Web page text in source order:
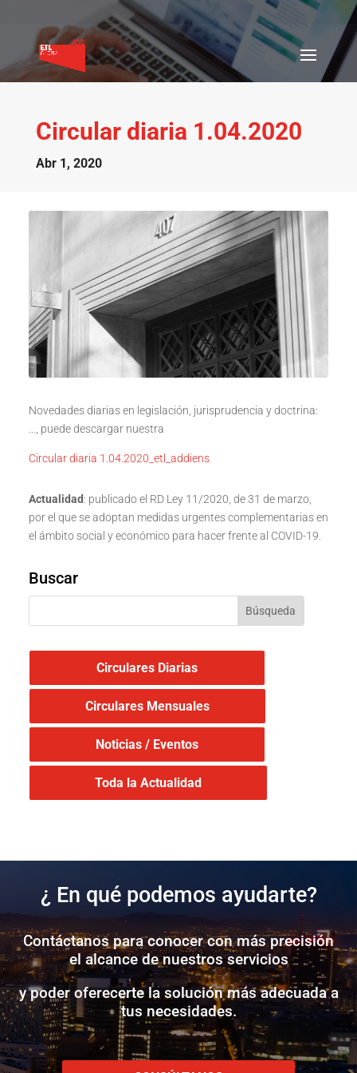
Circular diaria 1.04.2020
Abr 1, 2020
Novedades diarias en legislación, jurisprudencia y doctrina:
…, puede descargar nuestra
Circular diaria 1.04.2020_etl_addiens
Actualidad : publicado el RD Ley 11/2020, de 31 de marzo,
por el que se adoptan medidas urgentes complementarias en
el ámbito social y económico para hacer frente al COVID-19.
Buscar
Circulares Diarias
Circulares Mensuales
Noticias / Eventos
Toda la Actualidad
¿ En qué podemos ayudarte?
Contáctanos para conocer con más precisión
el alcance de nuestros servicios
y poder oferecerte la solución más adecuada a
tus necesidades.